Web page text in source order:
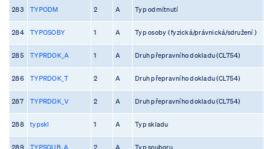
283 TYPODM 2 A Typ odmítnutí
284 TYPOSOBY 1 A Typ osoby ( fyzická/právnická/sdružení )
285 TYPRDOK_A 1 A Druh přepravního dokladu (CL754)
286 TYPRDOK_T 2 A Druh přepravního dokladu (CL754)
287 TYPRDOK_V 2 A Druh přepravního dokladu (CL754)
288 typskl 1 A Typ skladu
289 TYPSOUB_A 2 A Typ souboru